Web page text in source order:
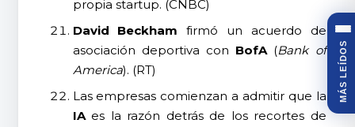
propia startup. (CNBC)
David Beckham firmó un acuerdo de
asociación deportiva con BofA(Bank of
America). (RT)
Las empresas comienzan a admitir que la
IAes la razón detrás de los recortes de
MÁS LEÍDOS